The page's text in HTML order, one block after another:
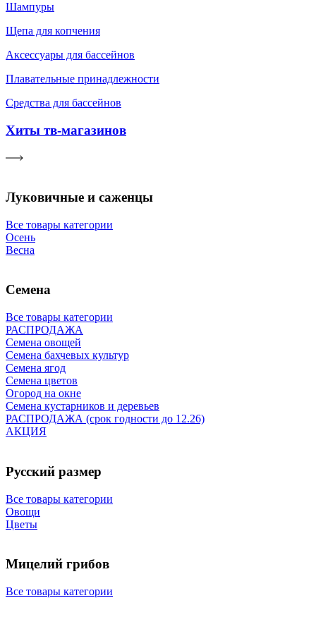
Шампуры
Щепа для копчения
Аксессуары для бассейнов
Плавательные принадлежности
Средства для бассейнов
Хиты тв-магазинов
Луковичные и саженцы
Все товары категории
Осень
Весна
Семена
Все товары категории
РАСПРОДАЖА
Семена овощей
Семена бахчевых культур
Семена ягод
Семена цветов
Огород на окне
Семена кустарников и деревьев
РАСПРОДАЖА (срок годности до 12.26)
АКЦИЯ
Русский размер
Все товары категории
Овощи
Цветы
Мицелий грибов
Все товары категории